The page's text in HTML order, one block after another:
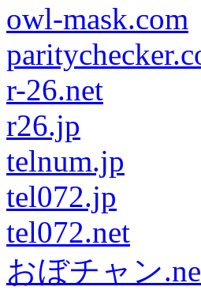
owl-mask.com
r-26.net
r26.jp
telnum.jp
tel072.jp
tel072.net
おぼチャン